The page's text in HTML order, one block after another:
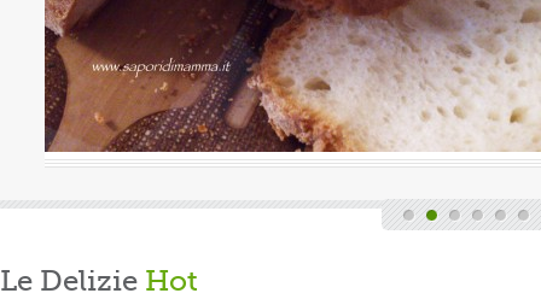
quindi finita la fatica del lavoro settimanale
di casa, mi dedico alla mia grande passione.
un panbrioche salutare per la ...
Le Delizie Hot